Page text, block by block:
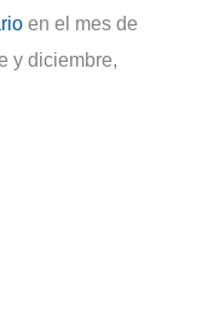
en el mes de
y diciembre,